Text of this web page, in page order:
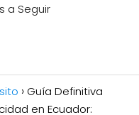
a Seguir
Guía Definitiva
en Ecuador: